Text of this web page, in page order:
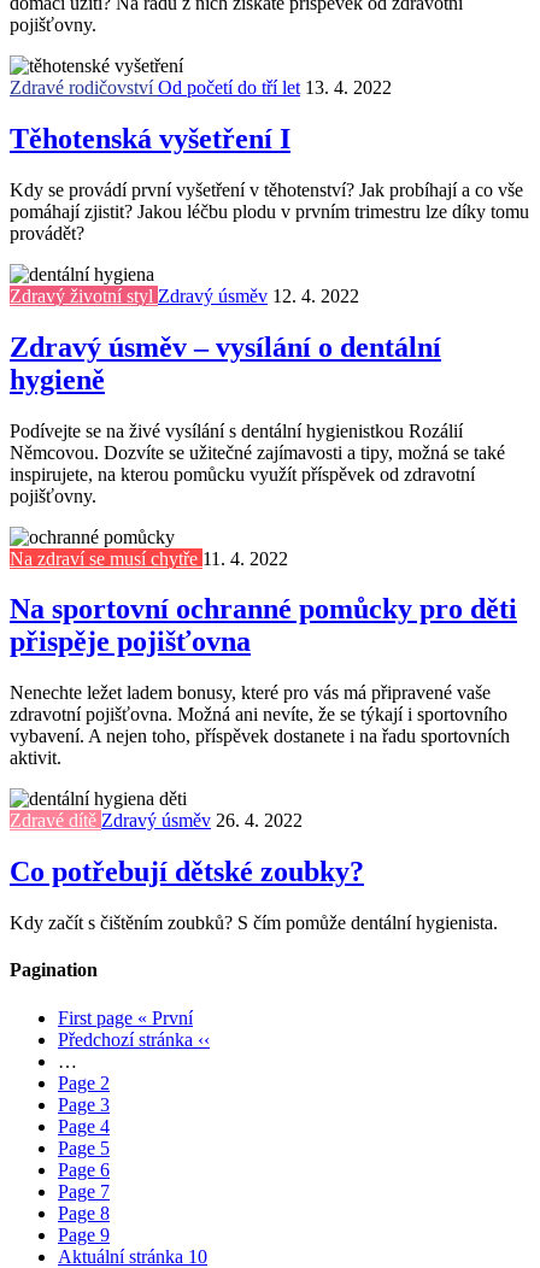
pojišťovny.
Zdravé rodičovstvíOd početí do tří let 13. 4. 2022
Těhotenská vyšetření I
Kdy se provádí první vyšetření v těhotenství? Jak probíhají a co vše
pomáhají zjistit? Jakou léčbu plodu v prvním trimestru lze díky tomu
provádět?
Zdravý životní styl Zdravý úsměv 12. 4. 2022
Zdravý úsměv – vysílání o dentální
hygieně
Podívejte se na živé vysílání s dentální hygienistkou Rozálií
Němcovou. Dozvíte se užitečné zajímavosti a tipy, možná se také
inspirujete, na kterou pomůcku využít příspěvek od zdravotní
pojišťovny.
Na zdraví se musí chytře 11. 4. 2022
Na sportovní ochranné pomůcky pro děti
přispěje pojišťovna
Nenechte ležet ladem bonusy, které pro vás má připravené vaše
zdravotní pojišťovna. Možná ani nevíte, že se týkají i sportovního
vybavení. A nejen toho, příspěvek dostanete i na řadu sportovních
aktivit.
Zdravé dítě Zdravý úsměv 26. 4. 2022
Co potřebují dětské zoubky?
Kdy začít s čištěním zoubků? S čím pomůže dentální hygienista.
Pagination
First page « První
Předchozí stránka ‹‹
…
Page 2
Page 3
Page 4
Page 5
Page 6
Page 7
Page 8
Page 9
Aktuální stránka 10